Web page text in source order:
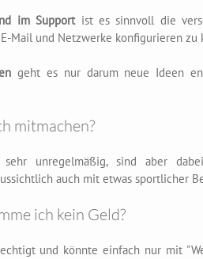
im Supportist es sinnvoll die
Mail und Netzwerke konfigurieren zu
geht es nur darum neue Ideen
mitmachen?
unregelmäßig, sind aber
auch mit etwas sportlicher
ich kein Geld?
und könnte einfach nur mit